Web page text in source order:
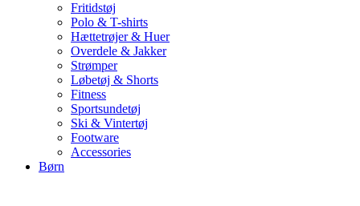
Fritidstøj
Polo & T-shirts
Hættetrøjer & Huer
Overdele & Jakker
Strømper
Løbetøj & Shorts
Fitness
Sportsundetøj
Ski & Vintertøj
Footware
Accessories
Børn